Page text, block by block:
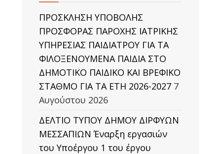
ΠΡΟΣΚΛΗΣΗ ΥΠΟΒΟΛΗΣ
ΠΡΟΣΦΟΡΑΣ ΠΑΡΟΧΗΣ ΙΑΤΡΙΚΗΣ
ΥΠΗΡΕΣΙΑΣ ΠΑΙΔΙΑΤΡΟΥ ΓΙΑ ΤΑ
ΦΙΛΟΞΕΝΟΥΜΕΝΑ ΠΑΙΔΙΑ ΣΤΟ
ΔΗΜΟΤΙΚΟ ΠΑΙΔΙΚΟ ΚΑΙ ΒΡΕΦΙΚΟ
ΣΤΑΘΜΟ ΓΙΑ ΤΑ ΕΤΗ 2026-2027 7
Αυγούστου 2026
ΔΕΛΤΙΟ ΤΥΠΟΥ ΔΗΜΟΥ ΔΙΡΦΥΩΝ
ΜΕΣΣΑΠΙΩΝ Έναρξη εργασιών
του Υποέργου 1 του έργου